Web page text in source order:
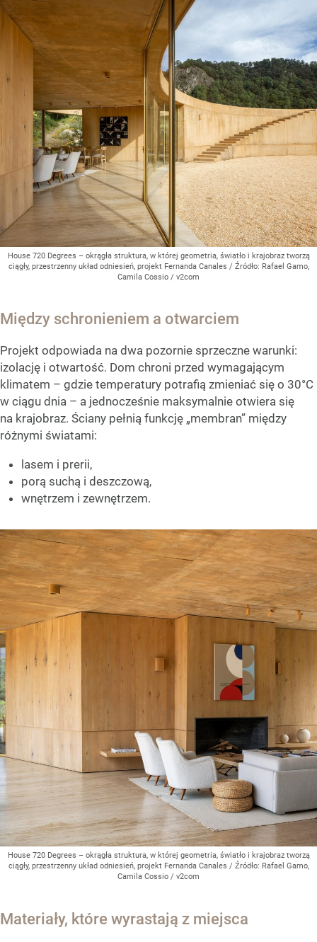
House 720 Degrees – okrągła struktura, w której geometria, światło i krajobraz tworzą
ciągły, przestrzenny układ odniesień, projekt Fernanda Canales / Źródło: Rafael Gamo,
Camila Cossio / v2com
Między schronieniem a otwarciem
Projekt odpowiada na dwa pozornie sprzeczne warunki:
izolację i otwartość. Dom chroni przed wymagającym
klimatem – gdzie temperatury potrafią zmieniać się o 30°C
w ciągu dnia – a jednocześnie maksymalnie otwiera się
na krajobraz. Ściany pełnią funkcję „membran” między
różnymi światami:
lasem i prerii,
porą suchą i deszczową,
wnętrzem i zewnętrzem.
House 720 Degrees – okrągła struktura, w której geometria, światło i krajobraz tworzą
ciągły, przestrzenny układ odniesień, projekt Fernanda Canales / Źródło: Rafael Gamo,
Camila Cossio / v2com
Materiały, które wyrastają z miejsca